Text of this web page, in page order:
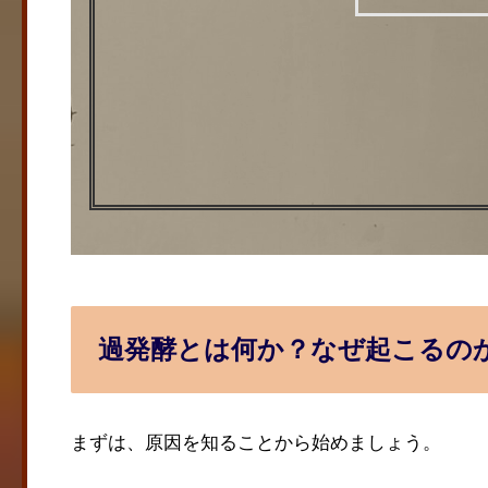
過発酵とは何か？なぜ起こるの
まずは、原因を知ることから始めましょう。